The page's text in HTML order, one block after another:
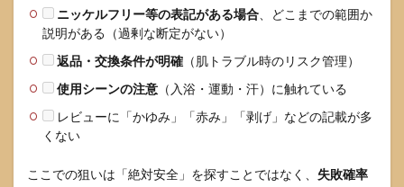
ニッケルフリー等の表記がある場合 、どこまでの範囲か
説明がある（過剰な断定がない）
返品・交換条件が明確 （肌トラブル時のリスク管理）
使用シーンの注意 （入浴・運動・汗）に触れている
レビューに「かゆみ」「赤み」「剥げ」などの記載が多
くない
ここでの狙いは「絶対安全」を探すことではなく、 失敗確率